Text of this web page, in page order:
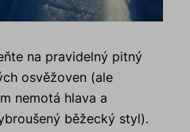
na pravidelný pitný
osvěžoven (ale
nemotá hlava a
běžecký styl).